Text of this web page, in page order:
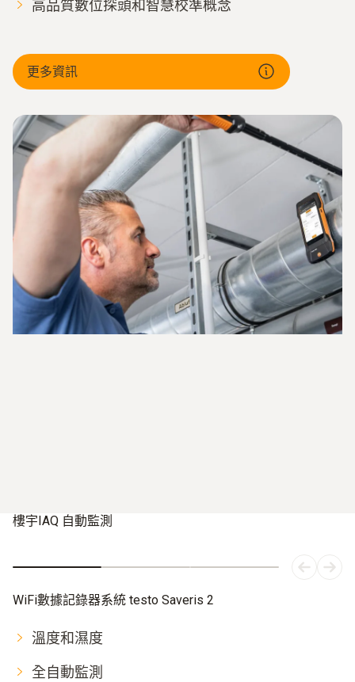
高品質數位探頭和智慧校準概念
更多資訊
樓宇IAQ 自動監測
WiFi數據記錄器系統 testo Saveris 2
溫度和濕度
全自動監測